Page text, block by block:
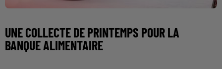
UNE COLLECTE DE PRINTEMPS POUR LA
BANQUE ALIMENTAIRE